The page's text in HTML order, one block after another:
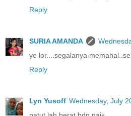
Reply
SURIA AMANDA
ye lor....segalanya
Reply
Lyn Yusoff Wednesday, July